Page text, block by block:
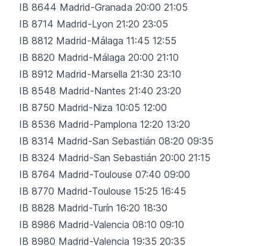
IB 8644 Madrid-Granada 20:00 21:05
IB 8714 Madrid-Lyon 21:20 23:05
IB 8812 Madrid-Málaga 11:45 12:55
IB 8820 Madrid-Málaga 20:00 21:10
IB 8912 Madrid-Marsella 21:30 23:10
IB 8548 Madrid-Nantes 21:40 23:20
IB 8750 Madrid-Niza 10:05 12:00
IB 8536 Madrid-Pamplona 12:20 13:20
IB 8314 Madrid-San Sebastián 08:20 09:35
IB 8324 Madrid-San Sebastián 20:00 21:15
IB 8764 Madrid-Toulouse 07:40 09:00
IB 8770 Madrid-Toulouse 15:25 16:45
IB 8828 Madrid-Turín 16:20 18:30
IB 8986 Madrid-Valencia 08:10 09:10
IB 8980 Madrid-Valencia 19:35 20:35